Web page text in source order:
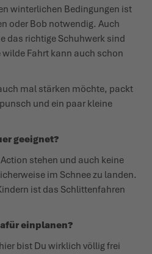
winter­lichen Bedin­gungen ist
oder Bob notwendig. Auch
das richtige Schuhwerk sind
Fahrt kann auch schon
mal stärken möchte, packt
und ein paar kleine
geeignet?
stehen und auch keine
im Schnee zu landen.
ist das Schlit­ten­fahren
einplanen?
bist Du wirklich völlig frei